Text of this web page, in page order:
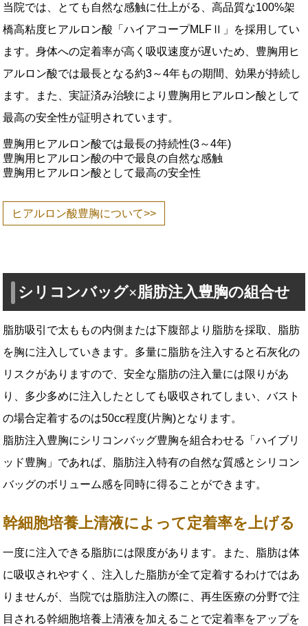
当院では、とても自然な感触に仕上がる、高品質な100%架
橋高粘度ヒアルロン酸「ハイアコープMLFⅡ」を採用してい
ます。身体への定着率が高く吸収速度が遅いため、豊胸用ヒ
アルロン酸では最長となる約3～4年もの期間、効果が持続し
ます。また、実証済み治験により豊胸用ヒアルロン酸として
最高の安全性が証明されています。
豊胸用ヒアルロン酸では最長の持続性(3～4年)
豊胸用ヒアルロン酸の中で最良の自然な感触
豊胸用ヒアルロン酸として最高の安全性
ヒアルロン酸豊胸について>>
シリコンバッグ×脂肪注入豊胸の組合せ
脂肪吸引で太ももの内側または下腹部より脂肪を採取、脂肪
を胸に注入していきます。多量に脂肪を注入すると石灰化の
リスクがありますので、安全な脂肪の注入量には限りがあ
り、多少多めに注入したとしても吸収されてしまい、バスト
の場合定着するのは50cc程度(片胸)となります。
脂肪注入豊胸にシリコンバッグ豊胸を組合わせる「ハイブリ
ッド豊胸」であれば、脂肪注入特有の自然な質感とシリコン
バッグのボリューム感を同時に得ることができます。
幹細胞培養上清液によって定着率を上げる
一度に注入できる脂肪には限度があります。また、脂肪は体
に吸収されやすく、注入した脂肪が全て定着するわけではあ
りませんが、当院では脂肪注入の際に、再生医療の分野で注
目される幹細胞培養上清液を加えることで定着率をアップを